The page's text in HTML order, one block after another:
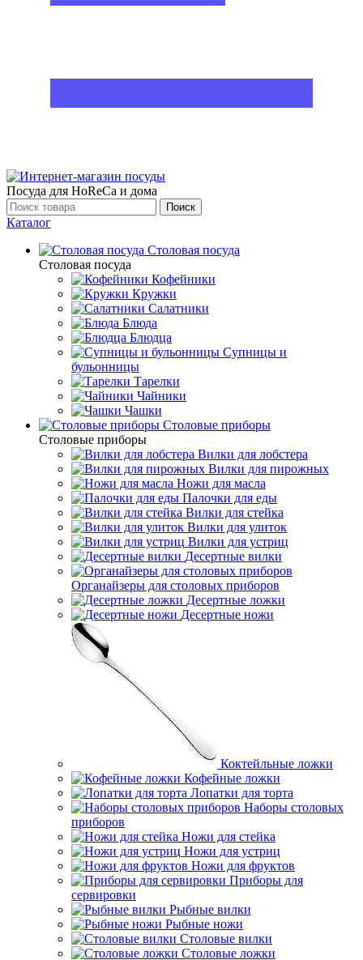
Посуда для HoReCa и дома
Поиск
Каталог
Столовая посуда
Столовая посуда
Кофейники
Кружки
Салатники
Блюда
Блюдца
Супницы и
бульонницы
Тарелки
Чайники
Чашки
Cтоловые приборы
Cтоловые приборы
Вилки для лобстера
Вилки для пирожных
Ножи для масла
Палочки для еды
Вилки для стейка
Вилки для улиток
Вилки для устриц
Десертные вилки
Органайзеры для столовых приборов
Десертные ложки
Десертные ножи
Коктейльные ложки
Кофейные ложки
Лопатки для торта
Наборы столовых
приборов
Ножи для стейка
Ножи для устриц
Ножи для фруктов
Приборы для
сервировки
Рыбные вилки
Рыбные ножи
Столовые вилки
Столовые ложки